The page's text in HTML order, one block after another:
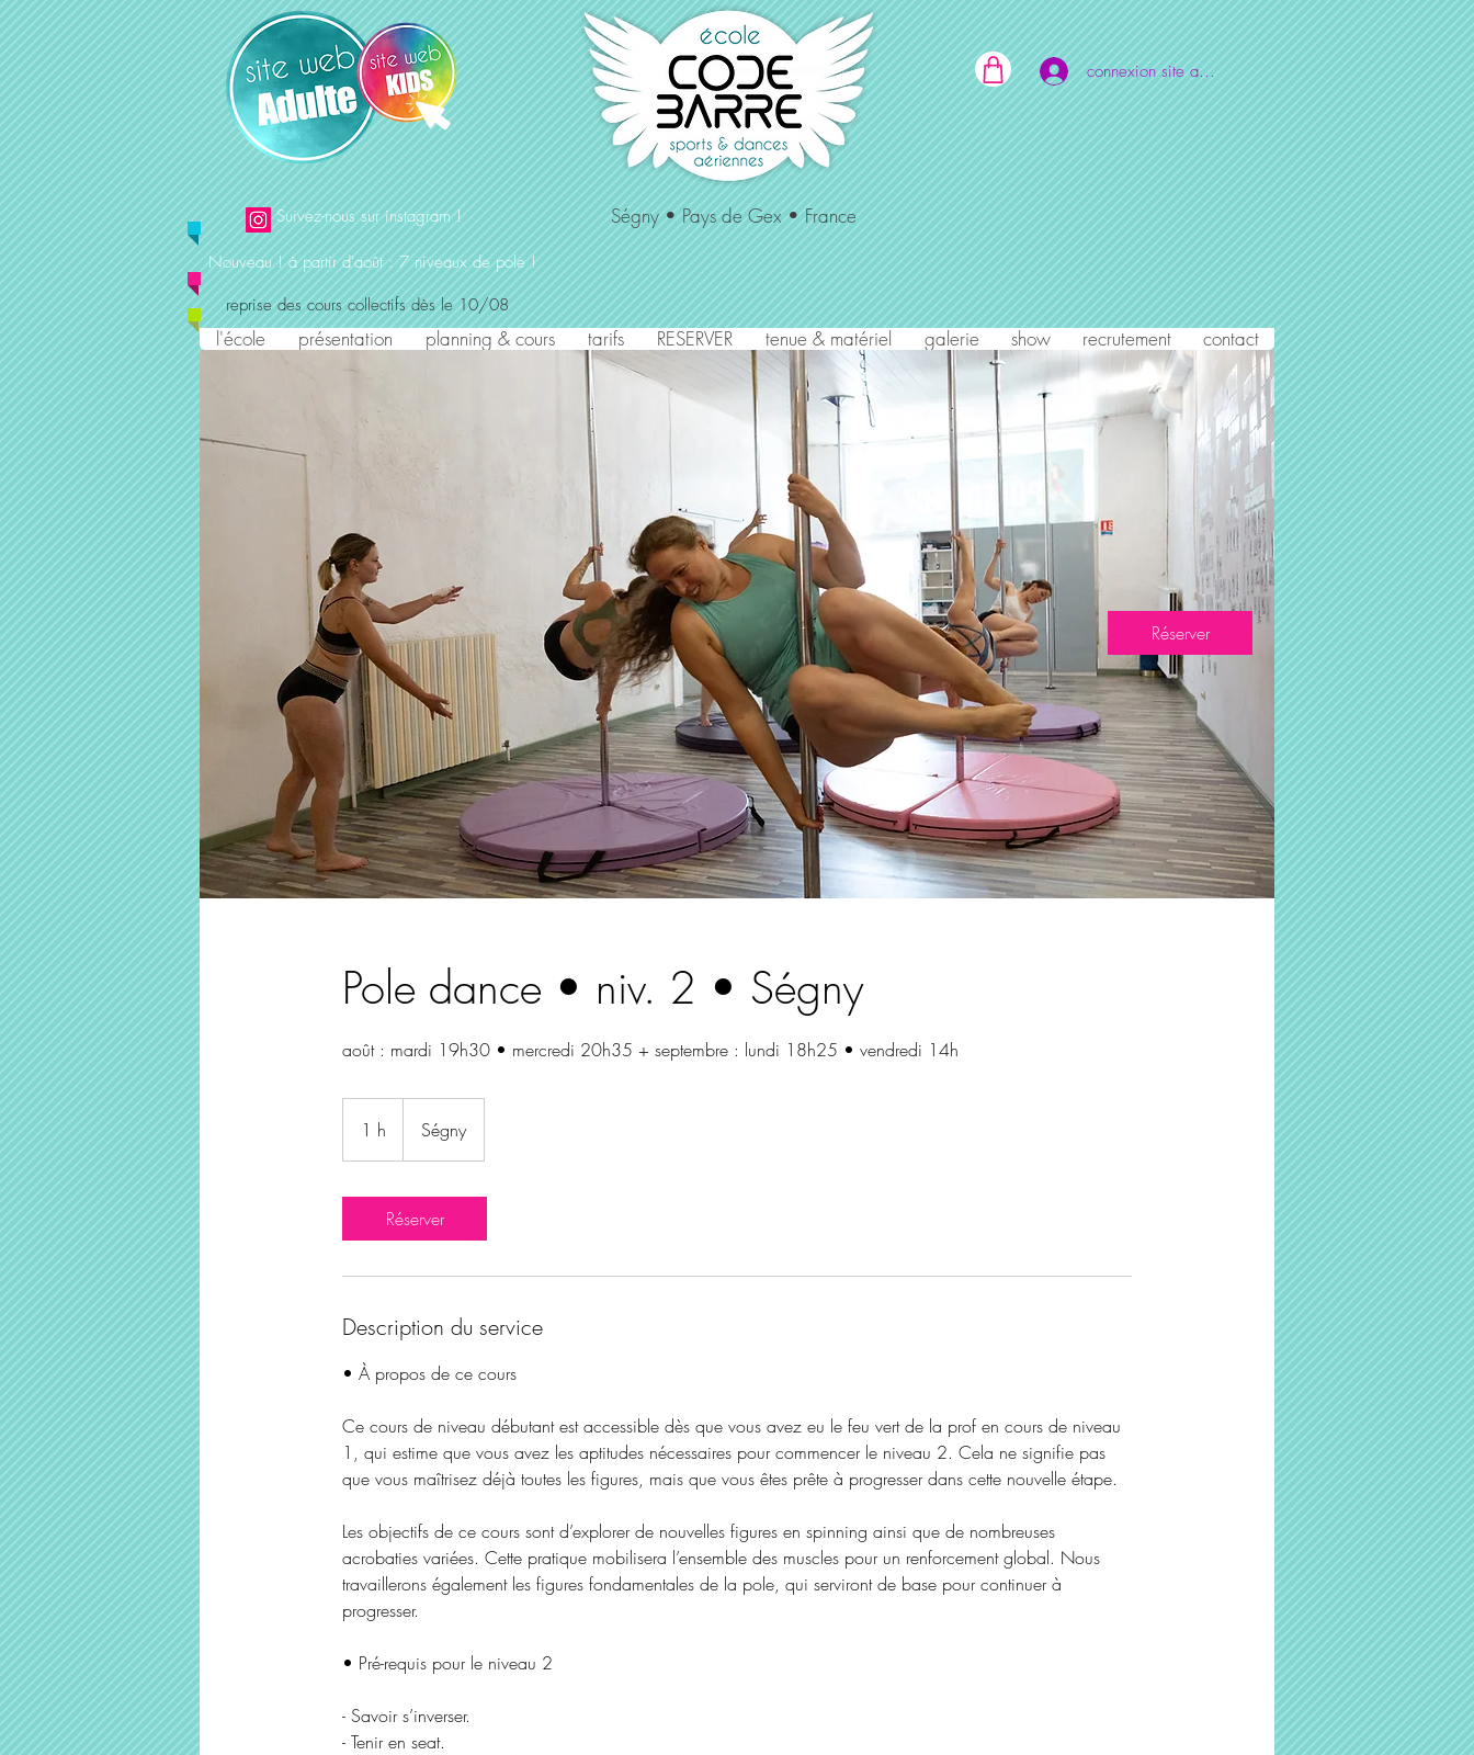
hamac aérien cerceau
souplesse danses
aériennes
Cours de
pole dance
connexion site adulte
Nouveau ! à partir d'août : 7 niveaux de pole !
Suivez-nous sur instagram !
reprise des cours collectifs dès le 10/08
Ségny • Pays de Gex • France
l'école présentation planning & cours tarifs RESERVER tenue & matériel galerie show recrutement contact
Réserver
Pole dance • niv. 2 • Ségny
août : mardi 19h30 • mercredi 20h35 + septembre : lundi 18h25 • vendredi 14h
1 h Ségny
Réserver
Description du service
• À propos de ce cours
Ce cours de niveau débutant est accessible dès que vous avez eu le feu vert de la prof en cours de niveau
1, qui estime que vous avez les aptitudes nécessaires pour commencer le niveau 2. Cela ne signifie pas
que vous maîtrisez déjà toutes les figures, mais que vous êtes prête à progresser dans cette nouvelle étape.
Les objectifs de ce cours sont d’explorer de nouvelles figures en spinning ainsi que de nombreuses
acrobaties variées. Cette pratique mobilisera l’ensemble des muscles pour un renforcement global. Nous
travaillerons également les figures fondamentales de la pole, qui serviront de base pour continuer à
progresser.
• Pré-requis pour le niveau 2
- Savoir s’inverser.
- Tenir en seat.